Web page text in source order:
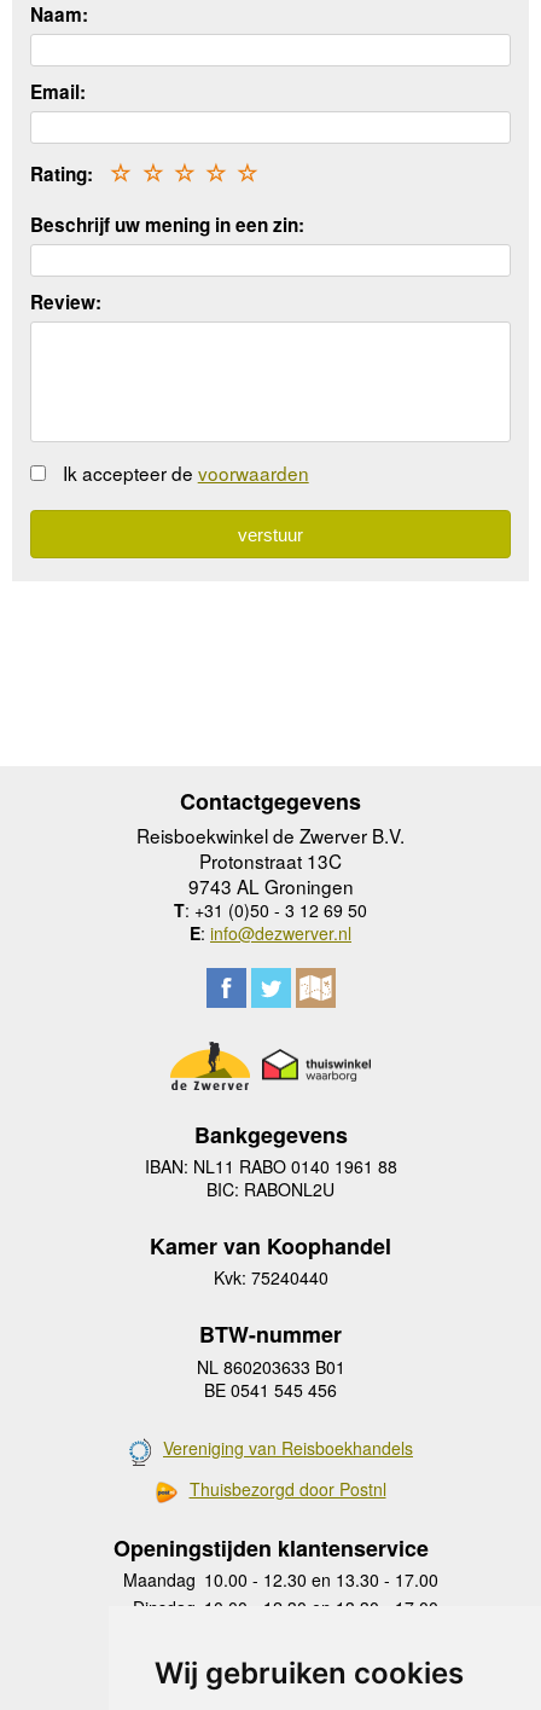
Wij gebruiken cookies
Naam:
Email:
Rating: ☆
☆
☆
☆
☆
Beschrijf uw mening in een zin:
Review:
Ik accepteer de voorwaarden
Contactgegevens
Reisboekwinkel de Zwerver B.V.
Protonstraat 13C
9743 AL Groningen
T: +31 (0)50 - 3 12 69 50
E: info@dezwerver.nl
Bankgegevens
IBAN: NL11 RABO 0140 1961 88
BIC: RABONL2U
Kamer van Koophandel
Kvk: 75240440
BTW-nummer
NL 860203633 B01
BE 0541 545 456
Vereniging van Reisboekhandels
Thuisbezorgd door Postnl
Openingstijden klantenservice
Maandag 10.00 - 12.30 en 13.30 - 17.00
Dinsdag 10.00 - 12.30 en 13.30 - 17.00
Donderdag
10.00 - 12.30 en 13.30 - 17.00
Vrijdag 10.00 - 12.30 en 13.30 - 17.00